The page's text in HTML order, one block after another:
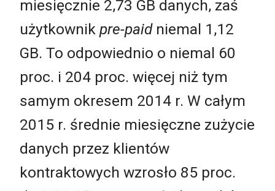
miesięcznie 2,73 GB danych, zaś
użytkownik pre-paidniemal 1,12
GB. To odpowiednio o niemal 60
proc. i 204 proc. więcej niż tym
samym okresem 2014 r. W całym
2015 r. średnie miesięczne zużycie
danych przez klientów
kontraktowych wzrosło 85 proc.